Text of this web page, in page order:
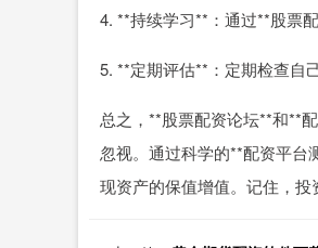
4. **持续学习**：通过**股票
5. **定期评估**：定期检查自
总之，**股票配资论坛**和**
忽视。通过科学的**配资平台
现资产的保值增值。记住，投